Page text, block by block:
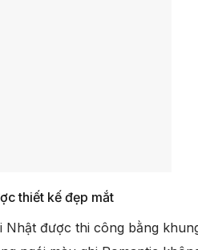
thiết kế đẹp mắt
Nhật được thi công bằng